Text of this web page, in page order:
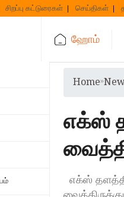
சிறப்பு கட்டுரைகள் செய்திகள்
ஹோம்
Home»
எக்ஸ்
எக்ஸ்